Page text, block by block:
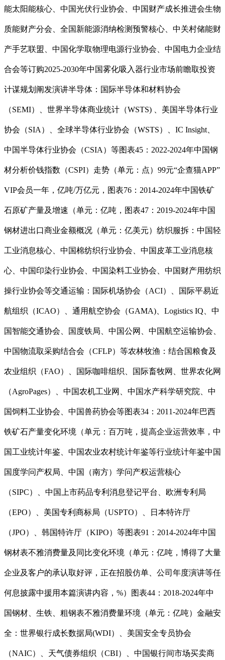
能太阳能核心、中国光伏行业协会、中国财产成长推进会生物
质能财产分会、全国新能源消纳检测预警核心、中关村储能财
产手艺联盟、中国化学取物理电源行业协会、中国电力企业结
合会等订购2025-2030年中国雾化吸入器行业市场前瞻取投资
计谋规划阐发演讲半导体：国际半导体和材料协会
（SEMI）、世界半导体商业统计（WSTS) 、美国半导体行业
协会（SIA）、全球半导体行业协会（WSTS）、IC Insight、
中国半导体行业协会（CSIA）等图表45：2022-2024年中国钢
材分析价钱指数（CSPI）走势（单元：点）99元“企查猫APP”
VIP会员一年，亿吨/万亿元，图表76：2014-2024年中国铁矿
石原矿产量及增速（单元：亿吨，图表47：2019-2024年中国
钢材进出口商业金额概况（单元：亿美元）纺织服拆：中国轻
工业消息核心、中国棉纺织行业协会、中国皮革工业消息核
心、中国印染行业协会、中国染料工业协会、中国财产用纺织
操行业协会等交通运输：国际机场协会（ACI）、国际平易近
航组织（ICAO）、通用航空协会（GAMA)、Logistics IQ、中
国智能交通协会、国度铁局、中国公网、中国航空运输协会、
中国物流取采购结合会（CFLP）等农林牧渔：结合国粮食及
农业组织（FAO）、国际咖啡组织、国际畜牧网、世界农化网
（AgroPages）、中国农机工业网、中国水产科学研究院、中
国饲料工业协会、中国兽药协会等图表34：2011-2024年巴西
铁矿石产量变化环境（单元：百万吨，提高企业运营效率，中
国工业统计年鉴、中国农业农村统计年鉴等行业统计年鉴中国
国度学问产权局、中国（南方）学问产权运营核心
（SIPC）、中国上市药品专利消息登记平台、欧洲专利局
（EPO）、美国专利商标局（USPTO）、日本特许厅
（JPO）、韩国特许厅（KIPO）等图表91：2014-2024年中国
钢材表不雅消费量及同比变化环境（单元：亿吨，博得了大量
企业及客户的承认取好评，正在招股仿单、公司年度演讲等任
何息披露中援用本篇演讲内容，%）图表44：2018-2024年中
国钢材、生铁、粗钢表不雅消费量环境（单元：亿吨）金融安
全：世界银行成长数据局(WDI）、美国安全专员协会
（NAIC）、天气债券组织（CBI）、中国银行间市场买卖商